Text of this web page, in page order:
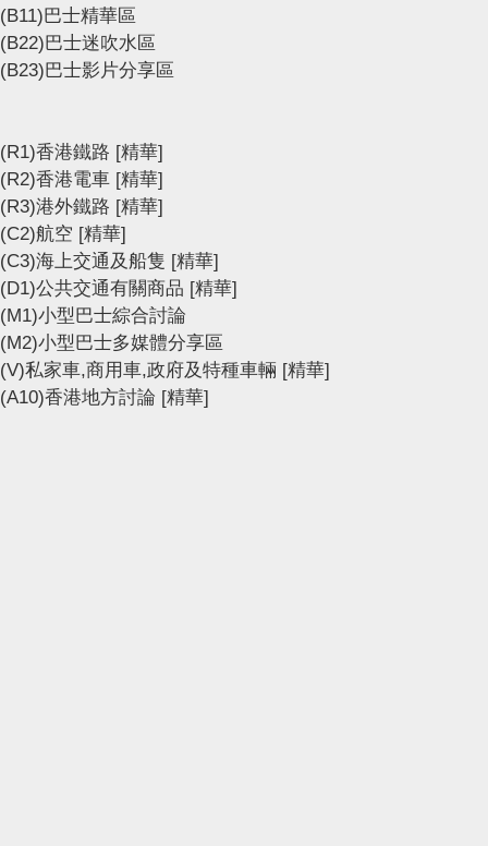
(B11)巴士精華區
(B22)巴士迷吹水區
(B23)巴士影片分享區
(R1)香港鐵路 [精華]
(R2)香港電車 [精華]
(R3)港外鐵路 [精華]
(C2)航空 [精華]
(C3)海上交通及船隻 [精華]
(D1)公共交通有關商品 [精華]
(M1)小型巴士綜合討論
(M2)小型巴士多媒體分享區
(V)私家車,商用車,政府及特種車輛 [精華]
(A10)香港地方討論 [精華]